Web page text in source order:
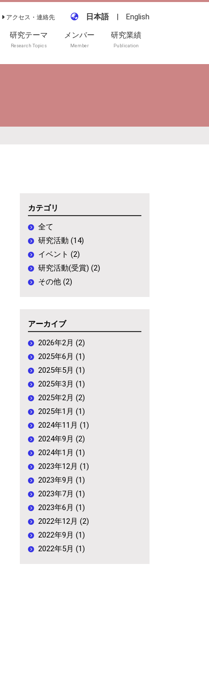
アクセス・連絡先 日本語 |
English
研究テーマ
Research Topics
メンバー
Member
研究業績
Publication
カテゴリ
全て
研究活動 (14)
イベント (2)
研究活動(受賞) (2)
その他 (2)
アーカイブ
2026年2月 (2)
2025年6月 (1)
2025年5月 (1)
2025年3月 (1)
2025年2月 (2)
2025年1月 (1)
2024年11月 (1)
2024年9月 (2)
2024年1月 (1)
2023年12月 (1)
2023年9月 (1)
2023年7月 (1)
2023年6月 (1)
2022年12月 (2)
2022年9月 (1)
2022年5月 (1)